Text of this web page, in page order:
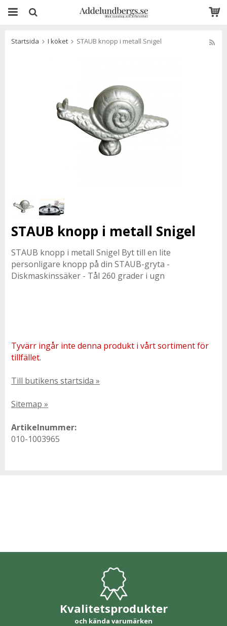
Startsida I köket STAUB knopp i metall Snigel
STAUB knopp i metall Snigel
STAUB knopp i metall Snigel Byt till en lite
personligare knopp på din STAUB-gryta -
Diskmaskinssäker - Tål 260 grader i ugn
Tyvärr ingår inte denna produkt i vårt sortiment för
tillfället.
Till butikens startsida »
Sitemap »
Artikelnummer:
010-1003965
Kvalitetsprodukter
och kända varumärken